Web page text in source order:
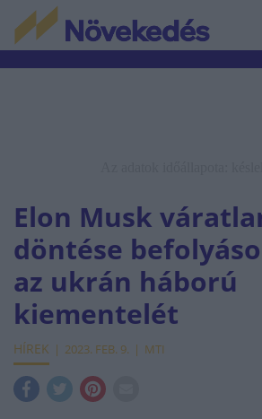
Elon Musk
döntése
az ukrán háború
kiementelét
HÍREK 2023. FEB. 9. MTI